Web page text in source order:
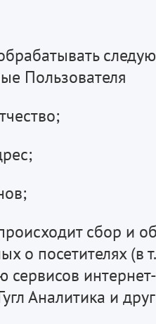
Пользователя
сбор и
о посетителях (в
Аналитика и